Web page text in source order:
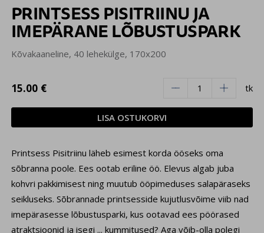
PRINTSESS PISITRIINU JA
IMEPÄRANE LÕBUSTUSPARK
Kõvakaaneline, 40 lehekülge, 170x200
15.00 € tk
LISA OSTUKORVI
Printsess Pisitriinu läheb esimest korda ööseks oma
sõbranna poole. Ees ootab eriline öö. Elevus algab juba
kohvri pakkimisest ning muutub ööpimeduses salapäraseks
seikluseks. Sõbrannade printsesside kujutlusvõime viib nad
imepärasesse lõbustusparki, kus ootavad ees pöörased
atraktsioonid ja isegi ... kummitused? Aga võib-olla polegi